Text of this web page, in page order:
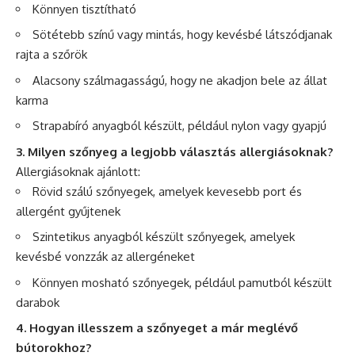
Könnyen tisztítható
Sötétebb színű vagy mintás, hogy kevésbé látszódjanak
rajta a szőrök
Alacsony szálmagasságú, hogy ne akadjon bele az állat
karma
Strapabíró anyagból készült, például nylon vagy gyapjú
3. Milyen szőnyeg a legjobb választás allergiásoknak?
Allergiásoknak ajánlott:
Rövid szálú szőnyegek, amelyek kevesebb port és
allergént gyűjtenek
Szintetikus anyagból készült szőnyegek, amelyek
kevésbé vonzzák az allergéneket
Könnyen mosható szőnyegek, például pamutból készült
darabok
4. Hogyan illesszem a szőnyeget a már meglévő
bútorokhoz?